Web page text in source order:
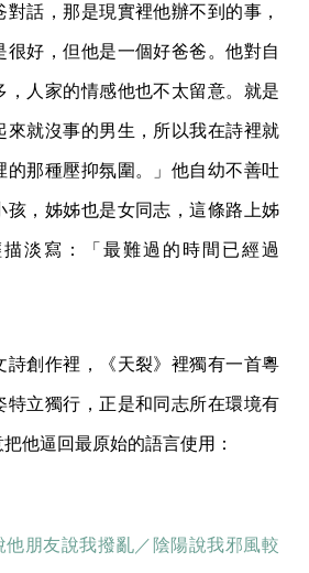
話，那是現實裡他辦不到的事，
很好，但他是一個好爸爸。他對自
，人家的情感他也不太留意。就是
來就沒事的男生，所以我在詩裡就
的那種壓抑氛圍。」他自幼不善吐
孩，姊姊也是女同志，這條路上姊
淡寫：「最難過的時間已經過
詩創作裡，《天裂》裡獨有一首粵
特立獨行，正是和同志所在環境有
他逼回最原始的語言使用：
他朋友說我撥亂／陰陽說我邪風較